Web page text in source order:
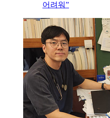
어려워”